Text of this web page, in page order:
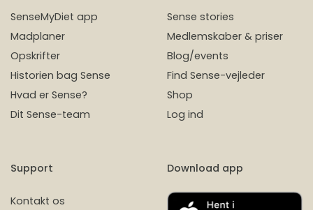
SenseMyDiet app
Madplaner
Opskrifter
Historien bag Sense
Hvad er Sense?
Dit Sense-team
Sense stories
Medlemskaber & priser
Blog/events
Find Sense-vejleder
Shop
Log ind
Support
Kontakt os
Download app